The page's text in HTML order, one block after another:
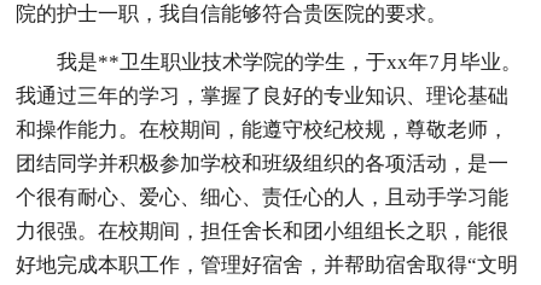
院的护士一职，我自信能够符合贵医院的要求。
我是**卫生职业技术学院的学生，于xx年7月毕业。
我通过三年的学习，掌握了良好的专业知识、理论基础
和操作能力。在校期间，能遵守校纪校规，尊敬老师，
团结同学并积极参加学校和班级组织的各项活动，是一
个很有耐心、爱心、细心、责任心的人，且动手学习能
力很强。在校期间，担任舍长和团小组组长之职，能很
好地完成本职工作，管理好宿舍，并帮助宿舍取得“文明